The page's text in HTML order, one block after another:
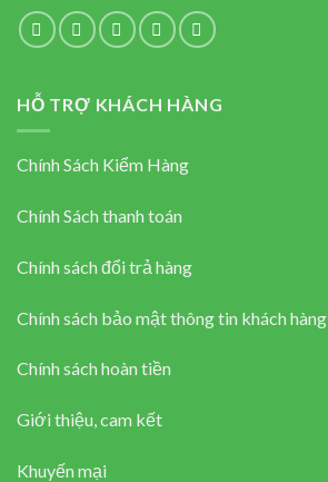
HỖ TRỢ KHÁCH HÀNG
Chính Sách Kiểm Hàng
Chính Sách thanh toán
Chính sách đổi trả hàng
Chính sách bảo mật thông tin khách hàng
Chính sách hoàn tiền
Giới thiệu, cam kết
Khuyến mại